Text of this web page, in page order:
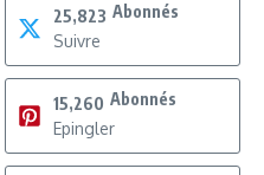
25,823 Abonnés
Suivre
15,260 Abonnés
Epingler